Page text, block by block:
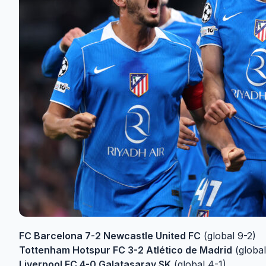
FC Barcelona 7-2 Newcastle United FC (global 9-2)
Tottenham Hotspur FC 3-2 Atlético de Madrid